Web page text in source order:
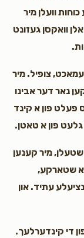
וועלן מיר
וואקסן געזונט
צופיל. מיר
נאר דער אבינו
פעלט פון א קינד
גלעט פון א טאטן.
מיר קענען
א שטארקע,
עתיד. און
די קינדערלעך.